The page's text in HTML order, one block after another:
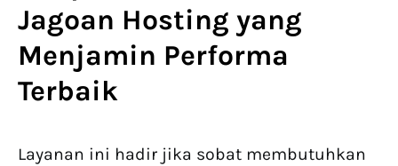
Jagoan Hosting yang
Menjamin Performa
Terbaik
Layanan ini hadir jika sobat membutuhkan